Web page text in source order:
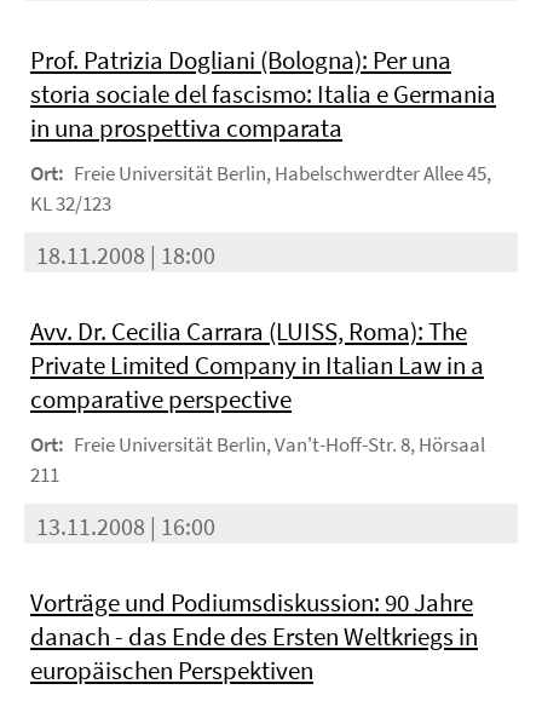
Prof. Patrizia Dogliani (Bologna): Per una
storia sociale del fascismo: Italia e Germania
in una prospettiva comparata
Ort: Freie Universität Berlin, Habelschwerdter Allee 45,
KL 32/123
18.11.2008 | 18:00
Avv. Dr. Cecilia Carrara (LUISS, Roma): The
Private Limited Company in Italian Law in a
comparative perspective
Ort: Freie Universität Berlin, Van't-Hoff-Str. 8, Hörsaal
211
13.11.2008 | 16:00
Vorträge und Podiumsdiskussion: 90 Jahre
danach - das Ende des Ersten Weltkriegs in
europäischen Perspektiven